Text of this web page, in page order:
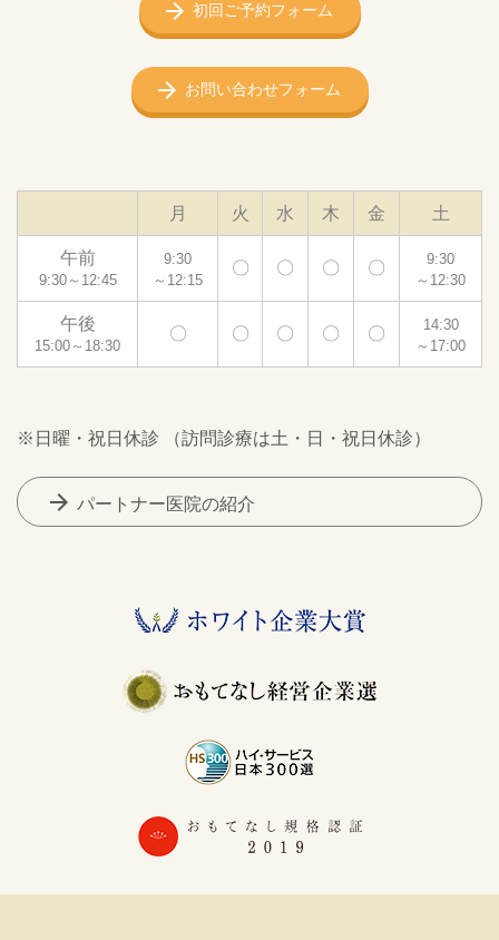
初回ご予約フォーム
お問い合わせフォーム
月 火 水 木 金 土
午前
9:30～12:45
9:30
～12:15
〇 〇 〇 〇
9:30
～12:30
午後
15:00～18:30
〇 〇 〇 〇 〇
14:30
～17:00
※日曜・祝日休診 （訪問診療は土・日・祝日休診）
arrow_forward パートナー医院の紹介